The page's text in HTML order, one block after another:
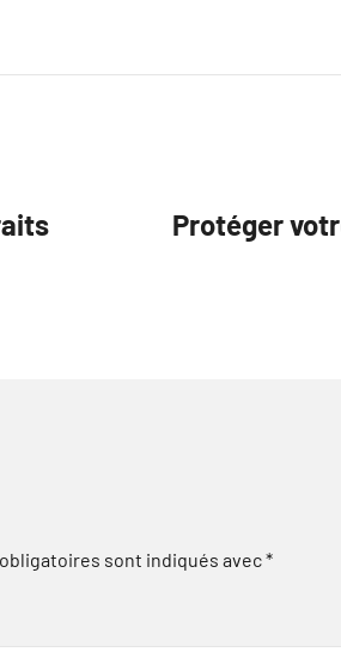
Protéger
sont indiqués avec*